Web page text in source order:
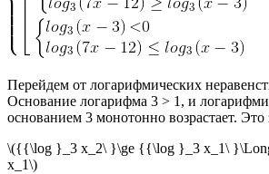
Перейдем от логарифмических
Основание логарифма 3 > 1, и
основанием 3 монотонно возрастает. Это
\({{\log }_3 x_2\ }\ge {{\log }_3 x_1\
x_1\)